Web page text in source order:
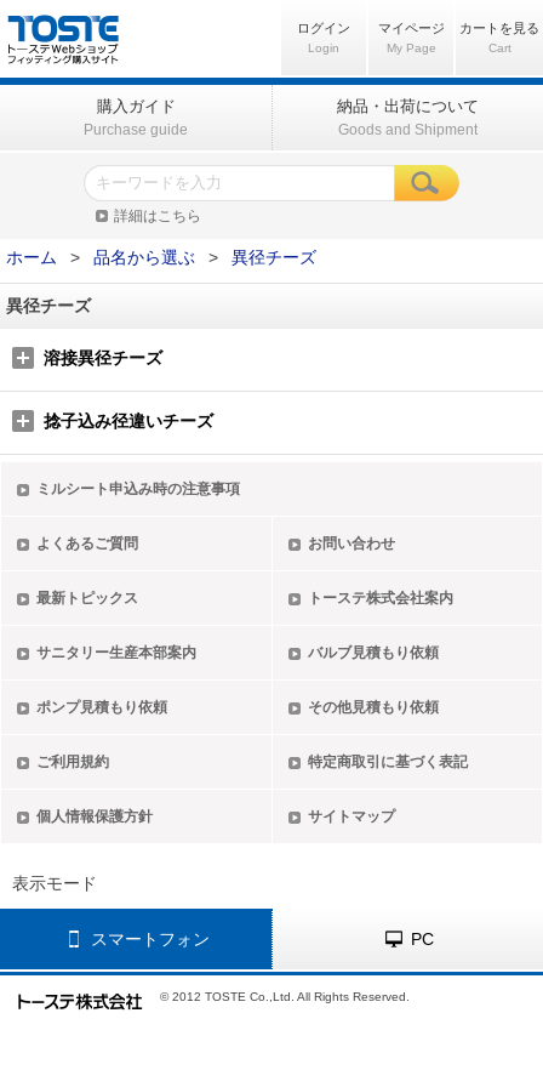
ログイン
Login
マイページ
My Page
カートを見る
Cart
購入ガイド
Purchase guide
納品・出荷について
Goods and Shipment
詳細はこちら
ホーム > 品名から選ぶ > 異径チーズ
異径チーズ
溶接異径チーズ
捻子込み径違いチーズ
ミルシート申込み時の注意事項
よくあるご質問 お問い合わせ
最新トピックス トーステ株式会社案内
サニタリー生産本部案内 バルブ見積もり依頼
ポンプ見積もり依頼 その他見積もり依頼
ご利用規約 特定商取引に基づく表記
個人情報保護方針 サイトマップ
表示モード
スマートフォン PC
© 2012 TOSTE Co.,Ltd. All Rights Reserved.